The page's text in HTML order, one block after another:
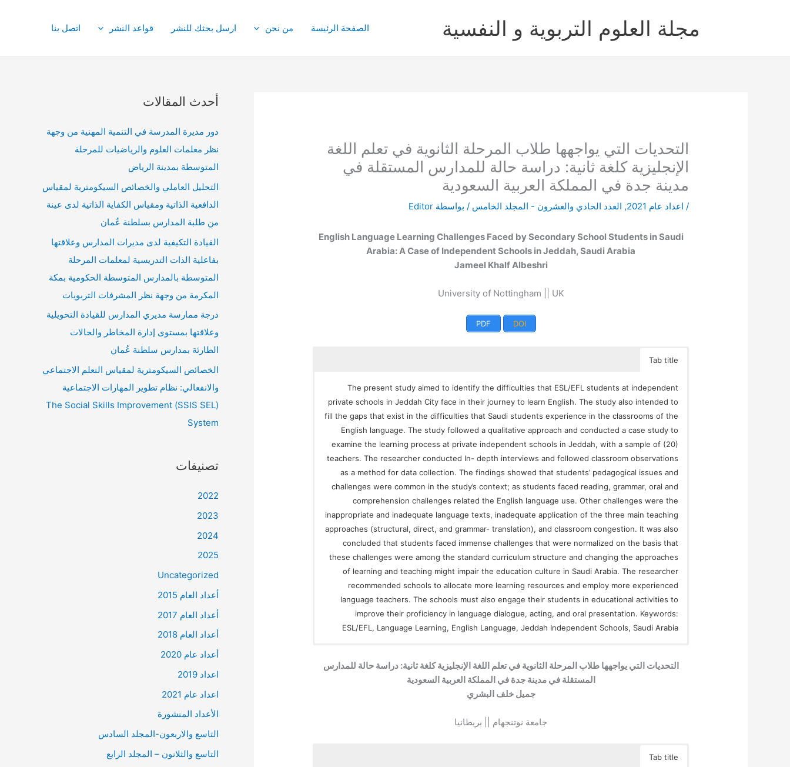
مجلة العلوم التربوية و النفسية الصفحة الرئيسة من نحن ارسل بحثك للنشر قواعد النشر اتصل بنا
التحديات التي يواجهها طلاب المرحلة الثانوية في تعلم اللغة
الإنجليزية كلغة ثانية: دراسة حالة للمدارس المستقلة في
مدينة جدة في المملكة العربية السعودية
/ اعداد عام 2021 , العدد الحادي والعشرون - المجلد الخامس / بواسطة Editor
English Language Learning Challenges Faced by Secondary School Students in Saudi
Arabia: A Case of Independent Schools in Jeddah, Saudi Arabia
Jameel Khalf Albeshri
University of Nottingham || UK
DOI
PDF
Tab title
The present study aimed to identify the difficulties that ESL/EFL students at independent
private schools in Jeddah City face in their journey to learn English. The study also intended to
fill the gaps that exist in the difficulties that Saudi students experience in the classrooms of the
English language. The study followed a qualitative approach and conducted a case study to
examine the learning process at private independent schools in Jeddah, with a sample of (20)
teachers. The researcher conducted In- depth interviews and followed classroom observations
as a method for data collection. The findings showed that students’ pedagogical issues and
challenges were common in the study’s context; as students faced reading, grammar, oral and
comprehension challenges related the English language use. Other challenges were the
inappropriate and inadequate language texts, inadequate application of the three main teaching
approaches (structural, direct, and grammar- translation), and classroom congestion. It was also
concluded that students faced immense challenges that were normalized on the basis that
these challenges were among the standard curriculum structure and changing the approaches
of learning and teaching might impair the education culture in Saudi Arabia. The researcher
recommended schools to allocate more learning resources and employ more experienced
language teachers. The schools must also engage their students in educational activities to
improve their proficiency in language dialogue, acting, and oral presentation. Keywords:
ESL/EFL, Language Learning, English Language, Jeddah Independent Schools, Saudi Arabia
التحديات التي يواجهها طلاب المرحلة الثانوية في تعلم اللغة الإنجليزية كلغة ثانية: دراسة حالة للمدارس
المستقلة في مدينة جدة في المملكة العربية السعودية
جميل خلف البشري
جامعة نوتنجهام || بريطانيا
Tab title
أحدث المقالات
دور مديرة المدرسة في التنمية المهنية من وجهة
نظر معلمات العلوم والرياضيات للمرحلة
المتوسطة بمدينة الرياض
التحليل العاملي والخصائص السيكومترية لمقياس
الدافعية الذاتية ومقياس الكفاية الذاتية لدى عينة
من طلبة المدارس بسلطنة عُمان
القيادة التكيفية لدى مديرات المدارس وعلاقتها
بفاعلية الذات التدريسية لمعلمات المرحلة
المتوسطة بالمدارس المتوسطة الحكومية بمكة
المكرمة من وجهة نظر المشرفات التربويات
درجة ممارسة مديري المدارس للقيادة التحويلية
وعلاقتها بمستوى إدارة المخاطر والحالات
الطارئة بمدارس سلطنة عُمان
الخصائص السيكومترية لمقياس التعلم الاجتماعي
والانفعالي: نظام تطوير المهارات الاجتماعية
(SSIS SEL) The Social Skills Improvement
System
تصنيفات
2022
2023
2024
2025
Uncategorized
أعداد العام 2015
أعداد العام 2017
أعداد العام 2018
أعداد عام 2020
اعداد 2019
اعداد عام 2021
الأعداد المنشورة
التاسع والاربعون-المجلد السادس
التاسع والثلانون – المجلد الرابع